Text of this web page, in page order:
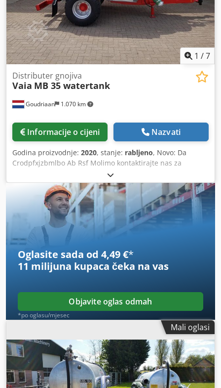
1 /7
Goudriaan 1.070 km
Distributer gnojiva
Vaia MB 35 watertank
Informacije o cijeni Nazvati
Godina proizvodnje: 2020, stanje: rabljeno, Novo: Da
Crodpfxjzbmlbo Ab Rsf Molimo kontaktirajte nas za
Oglasite sada od 4,49 €*
11 milijuna kupaca čeka na vas
Objavite oglas odmah
*po oglasu/mjesec
Mali oglasi